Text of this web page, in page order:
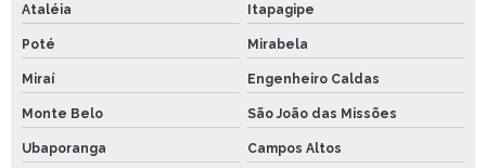
Ataléia Itapagipe
Poté Mirabela
Miraí Engenheiro Caldas
Monte Belo São João das Missões
Ubaporanga Campos Altos